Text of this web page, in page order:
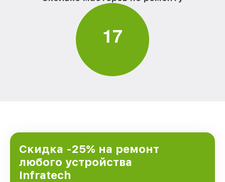
17
Скидка -25% на ремонт
любого устройства
Infratech